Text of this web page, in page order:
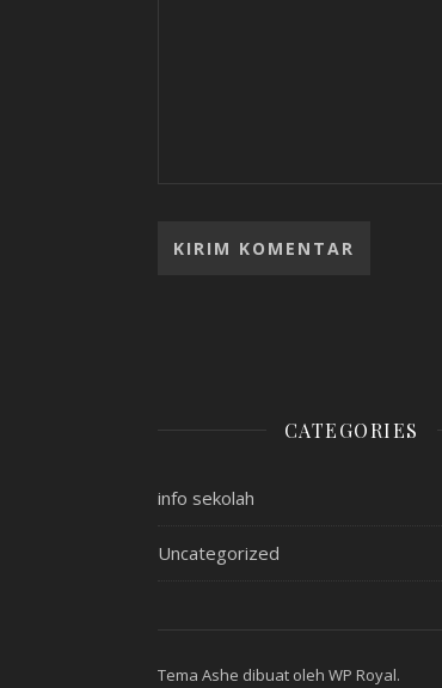
CATEGORIES
info sekolah
Uncategorized
Tema Ashe dibuat oleh WP Royal.